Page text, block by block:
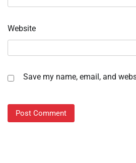
Website
Save my name, email, and